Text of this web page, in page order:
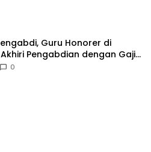
Guru Honorer di
Pengabdian dengan Gaji
0